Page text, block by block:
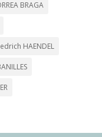
BRAGA
HAENDEL